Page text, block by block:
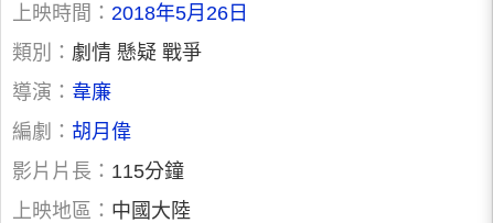
上映時間： 2018年5月26日
類別： 劇情 懸疑 戰爭
導演： 韋廉
編劇： 胡月偉
影片片長： 115分鐘
上映地區： 中國大陸